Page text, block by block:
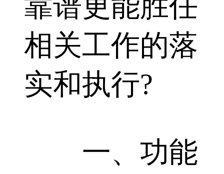
相关工作的落
实和执行?
一、功能